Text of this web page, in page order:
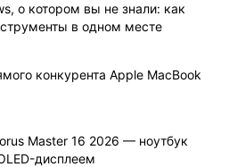
о котором вы не знали: как
в одном месте
конкурента Apple MacBook
Master 16 2026 — ноутбук
дисплеем